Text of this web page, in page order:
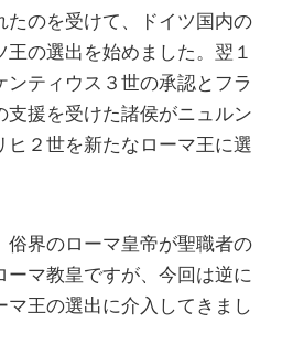
たのを受けて、ドイツ国内の
の選出を始めました。翌１
ンティウス３世の承認とフラ
支援を受けた諸侯がニュルン
ヒ２世を新たなローマ王に選
俗界のローマ皇帝が聖職者の
ーマ教皇ですが、今回は逆に
マ王の選出に介入してきまし